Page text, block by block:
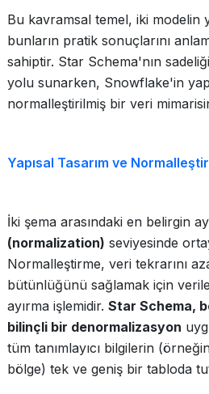
Bu kavramsal temel, iki modelin
bunların pratik sonuçlarını
sahiptir. Star Schema'nın
yolu sunarken, Snowflake'in
normalleştirilmiş bir veri
Yapısal Tasarım ve
İki şema arasındaki en belirgin
(normalization) seviyesinde
Normalleştirme, veri tekrarını
bütünlüğünü sağlamak için
ayırma işlemidir. Star Schema,
bilinçli bir denormalizasyon
tüm tanımlayıcı bilgilerin
bölge) tek ve geniş bir tabloda